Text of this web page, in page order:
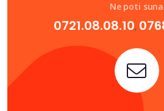
Ne poti suna
0721.08.08.10,